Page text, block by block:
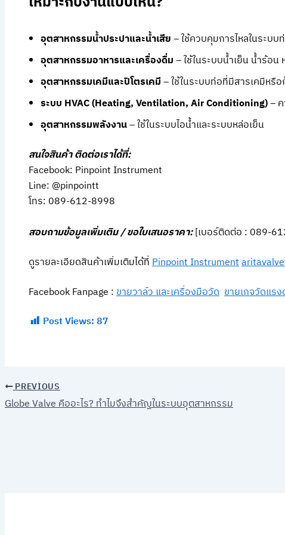
อุตสาหกรรมน้ำประปาและน้ำเสีย– ใช้ควบคุมการไหลในระบบ
อุตสาหกรรมอาหารและเครื่องดื่ม– ใช้ในระบบน้ำเย็น น้ำร้อ
อุตสาหกรรมเคมีและปิโตรเคมี– ใช้ในระบบท่อที่มีสารเคมีหรื
ระบบ HVAC (Heating, Ventilation, Air Conditioning)–
อุตสาหกรรมพลังงาน– ใช้ในระบบไอน้ำและระบบหล่อเย็น
สนใจสินค้า ติดต่อเราได้ที่:
Facebook: Pinpoint Instrument
Line: @pinpointt
โทร: 089-612-8998
สอบถามข้อมูลเพิ่มเติม / ขอใบเสนอราคา:[เบอร์ติดต่อ : 089-
ดูรายละเอียดสินค้าเพิ่มเติมได้ที่Pinpoint Instrument
Facebook Fanpage :ขายวาล์ว และเครื่องมือวัด ขายเกจวัดแร
Post Views:87
PREVIOUS
Globe Valve คืออะไร? ทำไมจึงสำคัญในระบบอุตสาหกรรม